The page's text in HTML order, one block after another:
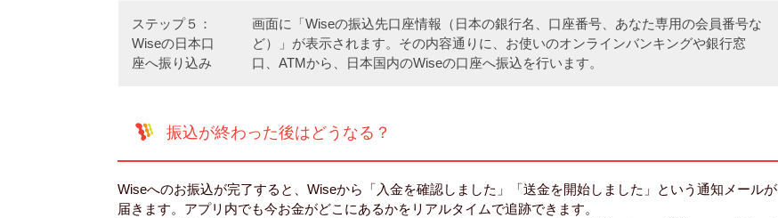
ステップ５：
Wiseの日本口
座へ振り込み
画面に「Wiseの振込先口座情報（日本の銀行名、口座番号、あなた専用の会員番号な
ど）」が表示されます。その内容通りに、お使いのオンラインバンキングや銀行窓
口、ATMから、日本国内のWiseの口座へ振込を行います。
振込が終わった後はどうなる？
Wiseへのお振込が完了すると、Wiseから「入金を確認しました」「送金を開始しました」という通知メールが
届きます。アプリ内でも今お金がどこにあるかをリアルタイムで追跡できます。